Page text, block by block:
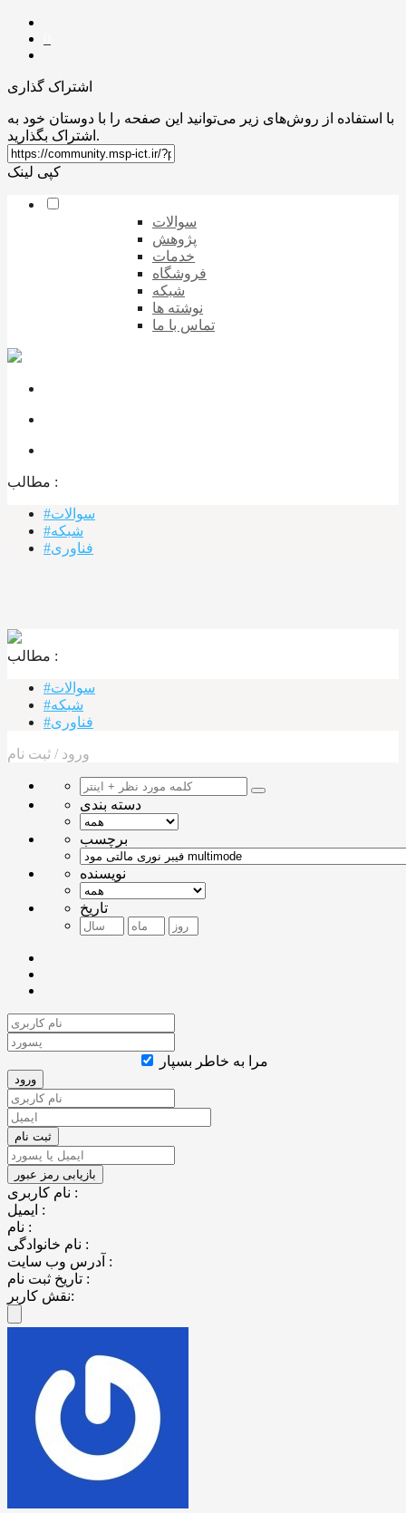
اشتراک گذاری
با استفاده از روش‌های زیر می‌توانید این صفحه را با دوستان خود به
اشتراک بگذارید.
کپی لینک
سوالات
پژوهش
خدمات
فروشگاه
شبکه
نوشته ها
تماس با ما
مطالب :‌
#سوالات
#شبکه
#فناوری
مطالب :‌ ‌‌
#سوالات
#شبکه
#فناوری
ورود / ثبت نام
دسته بندی
برچسب
نویسنده
تاریخ
مرا به خاطر بسپار
نام کاربری :
ایمیل :
نام :
نام خانوادگی :
آدرس وب سایت :
تاریخ ثبت نام :
نقش کاربر: